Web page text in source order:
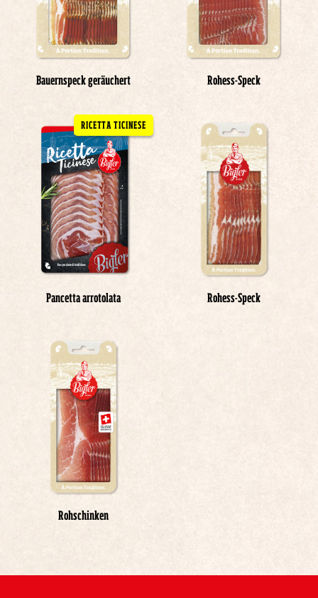
Bauernspeck geräuchert Rohess-Speck
RICETTA TICINESE
Pancetta arrotolata Rohess-Speck
Rohschinken